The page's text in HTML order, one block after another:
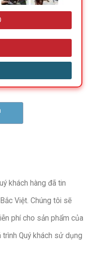
khách hàng đã tin
Việt. Chúng tôi sẽ
phí cho sản phẩm của
Quý khách sử dụng